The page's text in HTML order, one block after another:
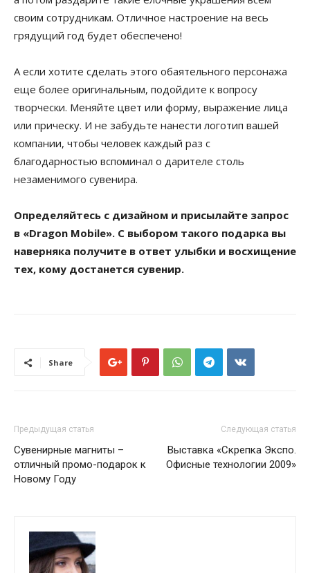
своим сотрудникам. Отличное настроение на весь
грядущий год будет обеспечено!
А если хотите сделать этого обаятельного персонажа
еще более оригинальным, подойдите к вопросу
творчески. Меняйте цвет или форму, выражение лица
или прическу. И не забудьте нанести логотип вашей
компании, чтобы человек каждый раз с
благодарностью вспоминал о дарителе столь
незаменимого сувенира.
Определяйтесь с дизайном и присылайте запрос
в «Dragon Mobile». С выбором такого подарка вы
наверняка получите в ответ улыбки и восхищение
тех, кому достанется сувенир.
Share
Предыдущая статья
Сувенирные магниты –
отличный промо-подарок к
Новому Году
Следующая статья
Выставка «Скрепка Экспо.
Офисные технологии 2009»